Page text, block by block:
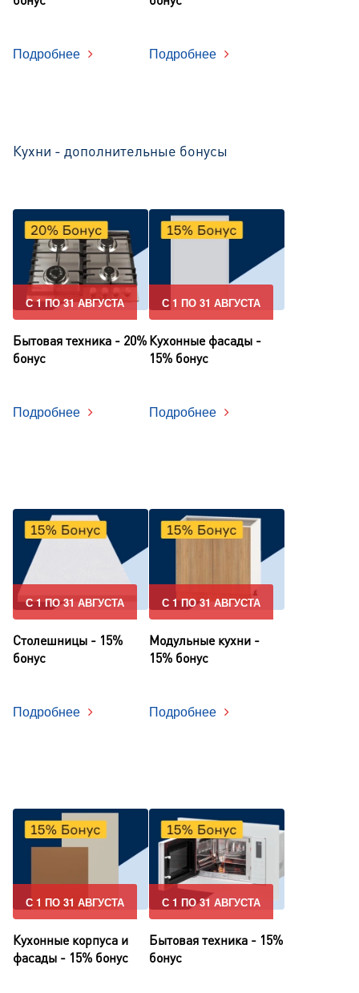
Подробнее Подробнее
Кухни - дополнительные бонусы
С 1 ПО 31 АВГУСТА
Бытовая техника - 20%
бонус
Подробнее
С 1 ПО 31 АВГУСТА
Кухонные фасады -
15% бонус
Подробнее
С 1 ПО 31 АВГУСТА
Столешницы - 15%
бонус
Подробнее
С 1 ПО 31 АВГУСТА
Модульные кухни -
15% бонус
Подробнее
С 1 ПО 31 АВГУСТА
Кухонные корпуса и
фасады - 15% бонус
С 1 ПО 31 АВГУСТА
Бытовая техника - 15%
бонус